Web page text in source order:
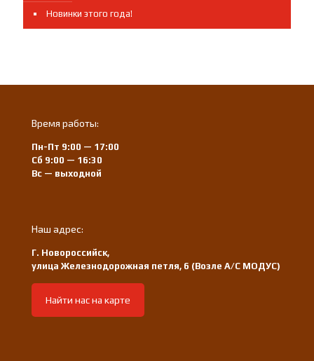
Новинки этого года!
Время работы:
Пн-Пт 9:00 — 17:00
Сб 9:00 — 16:30
Вс — выходной
Наш адрес:
Г. Новороссийск,
улица Железнодорожная петля, 6 (Возле А/С МОДУС)
Найти нас на карте